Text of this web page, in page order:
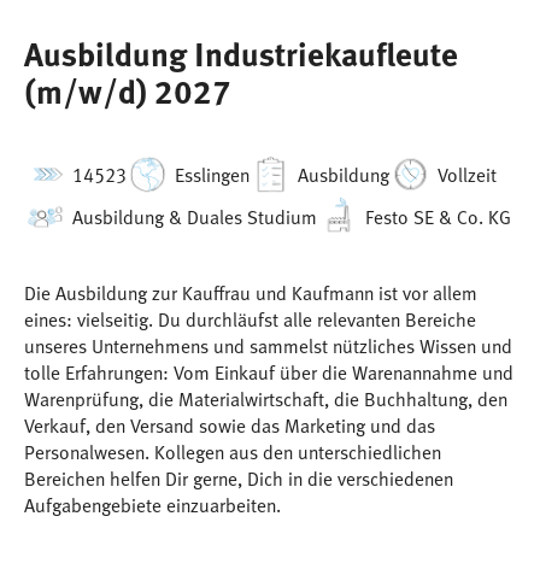
Ausbildung Industriekaufleute
(m/w/d) 2027
14523 Esslingen Ausbildung
Vollzeit
Ausbildung & Duales Studium
Festo SE & Co. KG
Die Ausbildung zur Kauffrau und Kaufmann ist vor allem
eines: vielseitig. Du durchläufst alle relevanten Bereiche
unseres Unternehmens und sammelst nützliches Wissen und
tolle Erfahrungen: Vom Einkauf über die Warenannahme und
Warenprüfung, die Materialwirtschaft, die Buchhaltung, den
Verkauf, den Versand sowie das Marketing und das
Personalwesen. Kollegen aus den unterschiedlichen
Bereichen helfen Dir gerne, Dich in die verschiedenen
Aufgabengebiete einzuarbeiten.